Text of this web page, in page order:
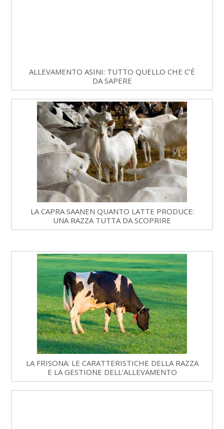
ALLEVAMENTO ASINI: TUTTO QUELLO CHE C’È
DA SAPERE
LA CAPRA SAANEN QUANTO LATTE PRODUCE:
UNA RAZZA TUTTA DA SCOPRIRE
LA FRISONA: LE CARATTERISTICHE DELLA RAZZA
E LA GESTIONE DELL’ALLEVAMENTO